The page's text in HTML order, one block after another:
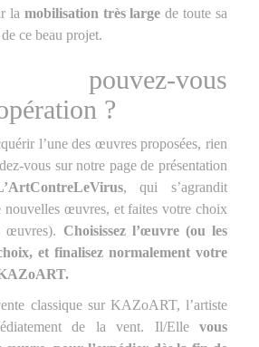
la mobilisation très large de toute sa
ce beau projet.
pouvez-vous
?
l’une des œuvres proposées, rien
vous sur notre page de présentation
, qui s’agrandit
nouvelles œuvres, et faites votre choix
œuvres). Choisissez l’œuvre (ou les
et finalisez normalement votre
classique sur KAZoART, l’artiste
de la vent. Il/Elle vous